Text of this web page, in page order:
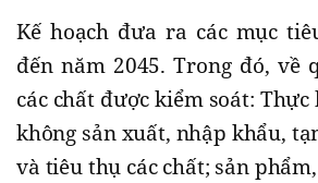
Kế hoạch đưa ra các mục
đến năm 2045. Trong đó, về
các chất được kiểm soát:
không sản xuất, nhập khẩu,
và tiêu thụ các chất; sản